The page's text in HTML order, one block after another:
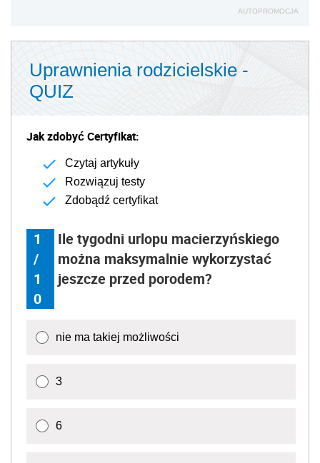
AUTOPROMOCJA
Uprawnienia rodzicielskie -
QUIZ
Jak zdobyć Certyfikat:
Czytaj artykuły
Rozwiązuj testy
Zdobądź certyfikat
1
/
1
0
Ile tygodni urlopu macierzyńskiego
można maksymalnie wykorzystać
jeszcze przed porodem?
nie ma takiej możliwości
3
6